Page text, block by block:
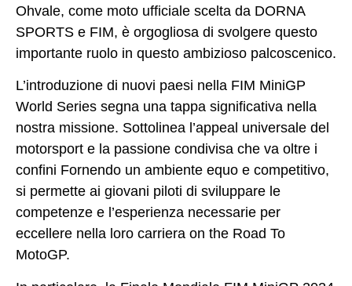
Ohvale, come moto ufficiale scelta da DORNA
SPORTS e FIM, è orgogliosa di svolgere questo
importante ruolo in questo ambizioso palcoscenico.
L’introduzione di nuovi paesi nella FIM MiniGP
World Series segna una tappa significativa nella
nostra missione. Sottolinea l’appeal universale del
motorsport e la passione condivisa che va oltre i
confini Fornendo un ambiente equo e competitivo,
si permette ai giovani piloti di sviluppare le
competenze e l’esperienza necessarie per
eccellere nella loro carriera on the Road To
MotoGP.